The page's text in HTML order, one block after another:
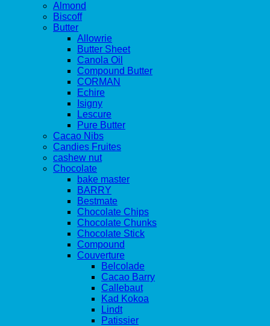
Almond
Biscoff
Butter
Allowrie
Butter Sheet
Canola Oil
Compound Butter
CORMAN
Echire
Isigny
Lescure
Pure Butter
Cacao Nibs
Candies Fruites
cashew nut
Chocolate
bake master
BARRY
Bestmate
Chocolate Chips
Chocolate Chunks
Chocolate Stick
Compound
Couverture
Belcolade
Cacao Barry
Callebaut
Kad Kokoa
Lindt
Patissier